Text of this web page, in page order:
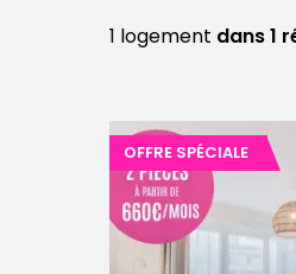
1 logement dans 1
OFFRE SPÉCIALE